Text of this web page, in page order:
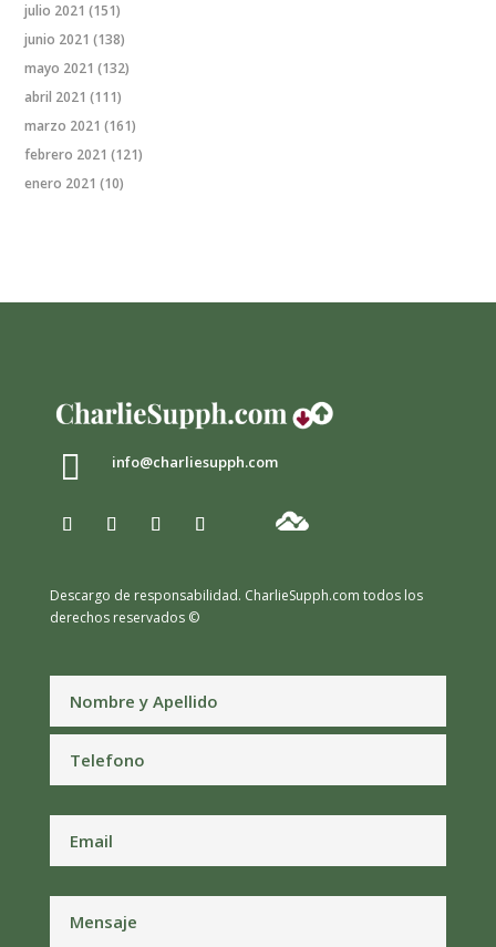
julio 2021 (151)
junio 2021 (138)
mayo 2021 (132)
abril 2021 (111)
marzo 2021 (161)
febrero 2021 (121)
enero 2021 (10)
 info@charliesupph.com
Descargo de responsabilidad. CharlieSupph.com todos los
derechos reservados ©